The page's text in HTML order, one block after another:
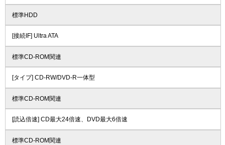
標準HDD
[接続IF] Ultra ATA
標準CD-ROM関連
[タイプ] CD-RW/DVD-R一体型
標準CD-ROM関連
[読込倍速] CD最大24倍速、DVD最大6倍速
標準CD-ROM関連